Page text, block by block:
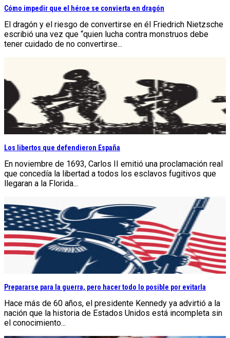
Cómo impedir que el héroe se convierta en dragón
El dragón y el riesgo de convertirse en él Friedrich Nietzsche
escribió una vez que “quien lucha contra monstruos debe
tener cuidado de no convertirse...
Los libertos que defendieron España
En noviembre de 1693, Carlos II emitió una proclamación real
que concedía la libertad a todos los esclavos fugitivos que
llegaran a la Florida...
Prepararse para la guerra, pero hacer todo lo posible por evitarla
Hace más de 60 años, el presidente Kennedy ya advirtió a la
nación que la historia de Estados Unidos está incompleta sin
el conocimiento...